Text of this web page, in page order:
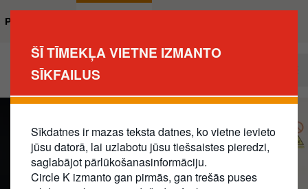
ŠĪ TĪMEKĻA VIETNE IZMANTO
SĪKFAILUS
Sīkdatnes ir mazas teksta datnes, ko vietne ievieto
jūsu datorā, lai uzlabotu jūsu tiešsaistes pieredzi,
saglabājot pārlūkošanasinformāciju.
Circle K izmanto gan pirmās, gan trešās puses
Pārlekt
uz
saturu
Privātpersona
Main